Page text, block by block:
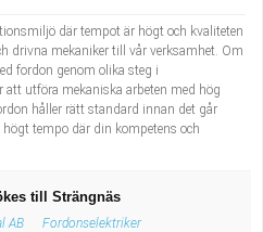
där tempot är högt och kvaliteten
drivna mekaniker till vår verksamhet. Om
fordon genom olika steg i
utföra mekaniska arbeten med hög
håller rätt standard innan det går
högt tempo där din kompetens och
till Strängnäs
AB Fordonselektriker